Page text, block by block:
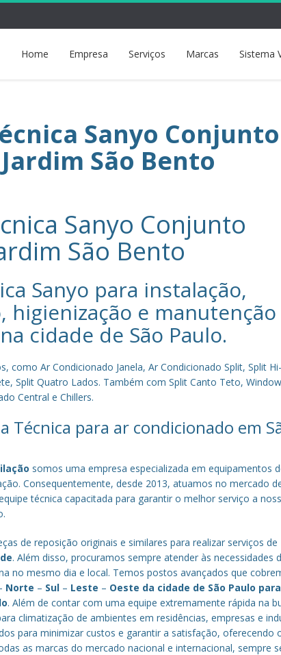
Home Empresa Serviços Marcas Sistema
Sanyo Conjunto
São Bento
Sanyo Conjunto
São Bento
Sanyo‎ para instalação,
higienização e
cidade de São Paulo.
como Ar Condicionado Janela, Ar Condicionado Split, Split
Split Quatro Lados. Também com Split Canto Teto,
Central e Chillers.
Técnica para ar condicionado em
somos uma empresa especializada em equipamentos
Consequentemente, desde 2013, atuamos no mercado
técnica capacitada para garantir o melhor serviço a
de reposição originais e similares para realizar serviços de
. Além disso, procuramos sempre atender às necessidades
no mesmo dia e local. Temos postos avançados que
Norte – Sul – Leste – Oeste da cidade de São Paulo para
. Além de contar com uma equipe extremamente rápida na
climatização de ambientes em residências, empresas e
para minimizar custos e garantir a satisfação, oferecendo
as marcas do mercado nacional e internacional, sempre